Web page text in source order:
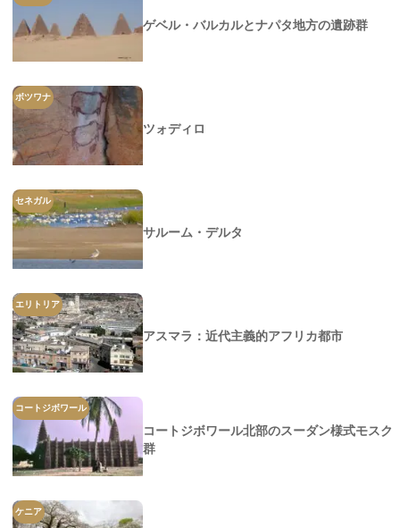
ゲベル・バルカルとナパタ地方の遺跡群
ボツワナ
ツォディロ
セネガル
サルーム・デルタ
エリトリア
アスマラ：近代主義的アフリカ都市
コートジボワール
コートジボワール北部のスーダン様式モスク
群
ケニア